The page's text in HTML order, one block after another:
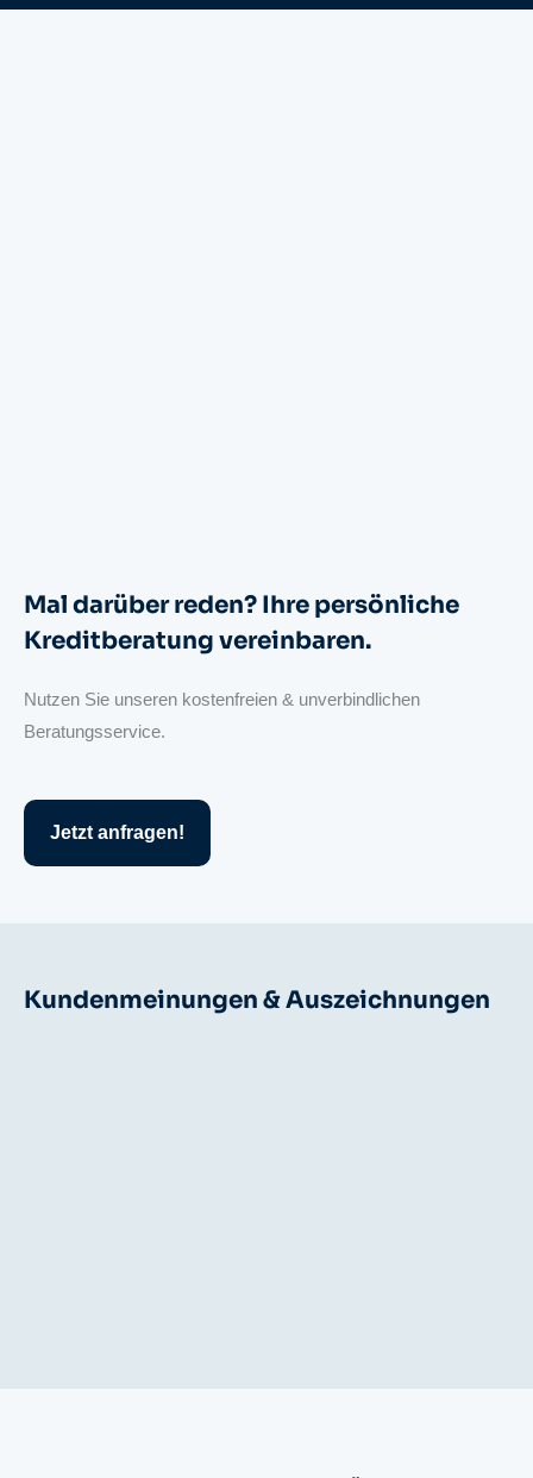
Mal darüber reden? Ihre persönliche
Kreditberatung vereinbaren.
Nutzen Sie unseren kostenfreien & unverbindlichen
Beratungsservice.
Jetzt anfragen!
Kundenmeinungen & Auszeichnungen